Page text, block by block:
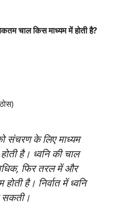
चाल किस माध्यम में होती है?
संचरण के लिए माध्यम
है। ध्वनि की चाल
फिर तरल में और
है। निर्वात में ध्वनि
सकती।